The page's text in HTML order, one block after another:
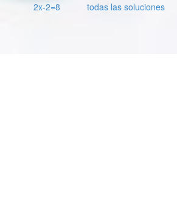
2x-2=8 todas las soluciones